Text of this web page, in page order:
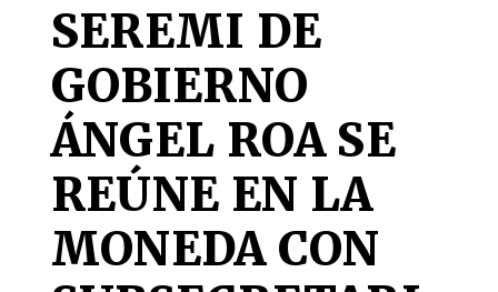
SEREMI DE
GOBIERNO
ÁNGEL ROA SE
REÚNE EN LA
MONEDA CON